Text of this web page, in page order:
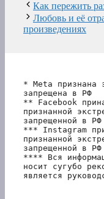
Как пережить
Любовь и её
произведениях
* Meta признана
запрещена в РФ
** Facebook
признанной
запрещенной в РФ
*** Instagram
признанной
запрещенной в РФ
**** Вся
носит сугубо
является